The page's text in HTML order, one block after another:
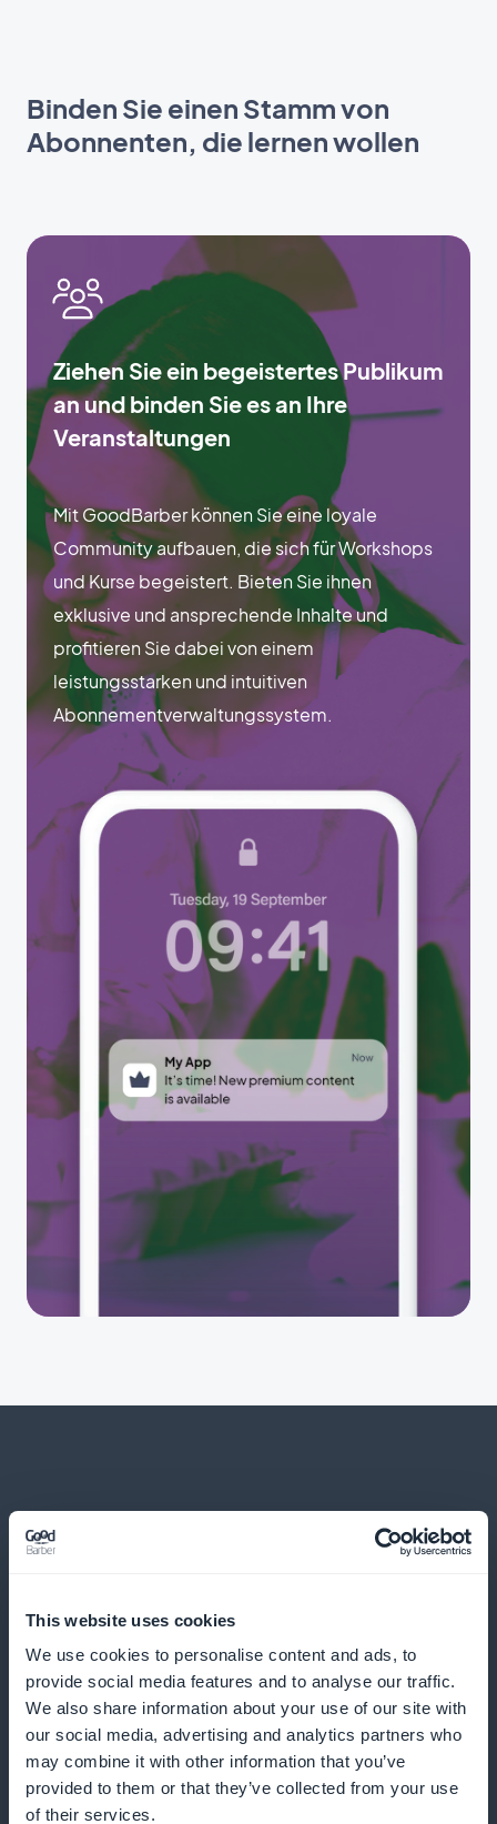
This website uses cookies
We use cookies to personalise content and ads, to
provide social media features and to analyse our traffic.
We also share information about your use of our site with
our social media, advertising and analytics partners who
may combine it with other information that you’ve
provided to them or that they’ve collected from your use
of their services.
Binden Sie einen Stamm von
Abonnenten, die lernen wollen
Ziehen Sie ein begeistertes Publikum
an und binden Sie es an Ihre
Veranstaltungen
Mit GoodBarber können Sie eine loyale
Community aufbauen, die sich für Workshops
und Kurse begeistert. Bieten Sie ihnen
exklusive und ansprechende Inhalte und
profitieren Sie dabei von einem
leistungsstarken und intuitiven
Abonnementverwaltungssystem.
Und viele andere Dinge
Detaillierte Statistiken über Abonnenten
von Workshop- und Kursinhalten